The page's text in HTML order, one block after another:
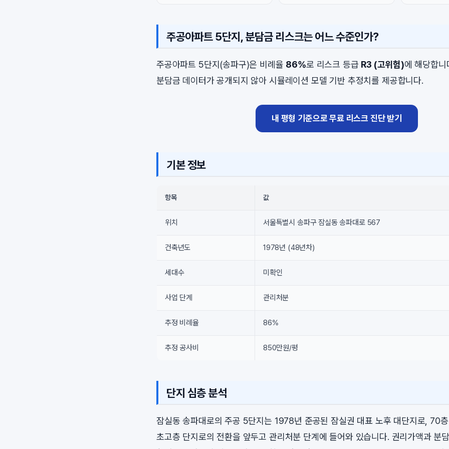
주공아파트 5단지, 분담금 리스크는 어느 수준인가?
주공아파트 5단지(송파구)은 비례율 86%로 리스크 등급 R3 (고위험)에 해당합
분담금 데이터가 공개되지 않아 시뮬레이션 모델 기반 추정치를 제공합니다.
내 평형 기준으로 무료 리스크 진단 받기
기본 정보
항목 값
위치 서울특별시 송파구 잠실동 송파대로 567
건축년도 1978년 (48년차)
세대수 미확인
사업 단계 관리처분
추정 비례율 86%
추정 공사비 850만원/평
단지 심층 분석
잠실동 송파대로의 주공 5단지는 1978년 준공된 잠실권 대표 노후 대단지로, 70
초고층 단지로의 전환을 앞두고 관리처분 단계에 들어와 있습니다. 권리가액과 분